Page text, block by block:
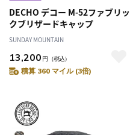
DECHO デコー M-52ファブリッ
クブリザードキャップ
SUNDAY MOUNTAIN
13,200 円 （税込）
積算 360 マイル (3倍)